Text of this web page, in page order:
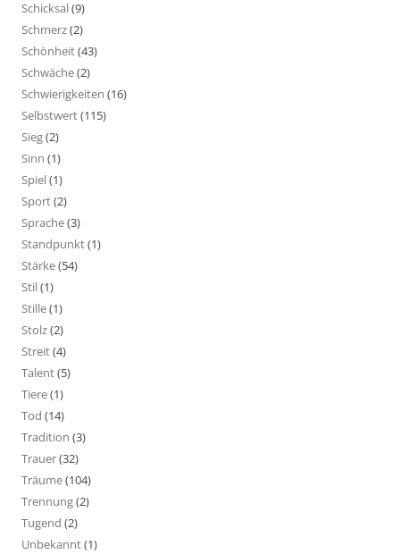
Schicksal(9)
Schmerz(2)
Schönheit(43)
Schwäche(2)
Schwierigkeiten (16)
Selbstwert(115)
Sieg(2)
Sinn (1)
Spiel(1)
Sport(2)
Sprache(3)
Standpunkt(1)
Stärke(54)
Stil(1)
Stille(1)
Stolz(2)
Streit(4)
Talent(5)
Tiere(1)
Tod (14)
Tradition (3)
Trauer(32)
Träume(104)
Trennung(2)
Tugend (2)
Unbekannt(1)